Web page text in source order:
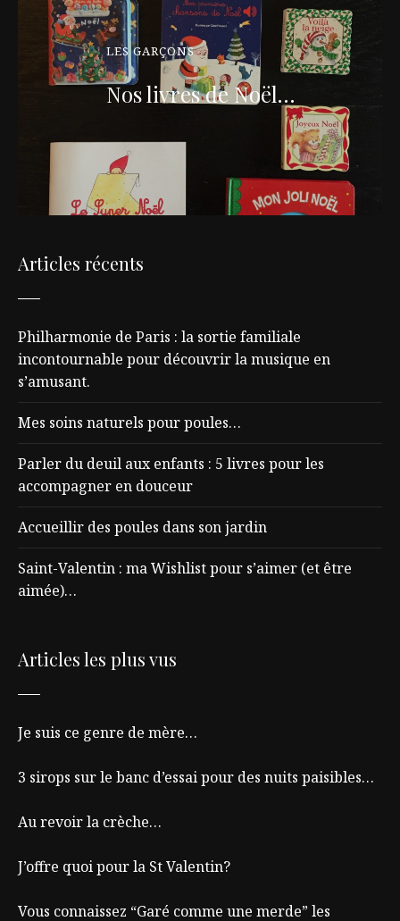
LES GARÇONS
Nos livres de Noël…
Articles récents
Philharmonie de Paris : la sortie familiale
incontournable pour découvrir la musique en
s’amusant.
Mes soins naturels pour poules…
Parler du deuil aux enfants : 5 livres pour les
accompagner en douceur
Accueillir des poules dans son jardin
Saint-Valentin : ma Wishlist pour s’aimer (et être
aimée)…
Articles les plus vus
Je suis ce genre de mère…
3 sirops sur le banc d’essai pour des nuits paisibles…
Au revoir la crèche…
J’offre quoi pour la St Valentin?
Vous connaissez “Garé comme une merde” les